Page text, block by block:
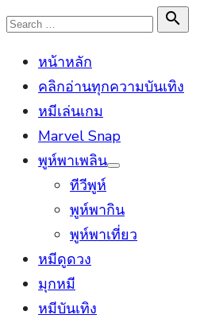
Skip
content
Search

Search
หน้าหลัก
คลิกอ่านทุกความบันเทิง
หมีเล่นเกม
Marvel Snap
พูห์พาเพลิน
Show
ทีวีพูห์
พูห์พากิน
พูห์พาเที่ยว
หมีดูดวง
มุกหมี
หมีบันเทิง